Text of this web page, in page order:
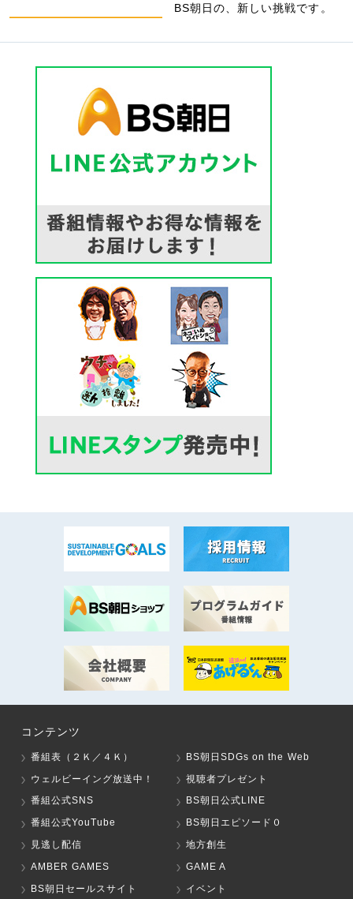
BS朝日の、新しい挑戦です。
コンテンツ
番組表（２Ｋ／４Ｋ）
BS朝日SDGs on the Web
ウェルビーイング放送中！
視聴者プレゼント
番組公式SNS
BS朝日公式LINE
番組公式YouTube
BS朝日エピソード０
見逃し配信
地方創生
AMBER GAMES
GAME A
BS朝日セールスサイト
イベント